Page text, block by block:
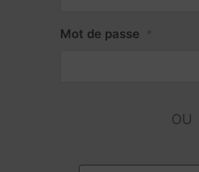
Mot de passe
OU